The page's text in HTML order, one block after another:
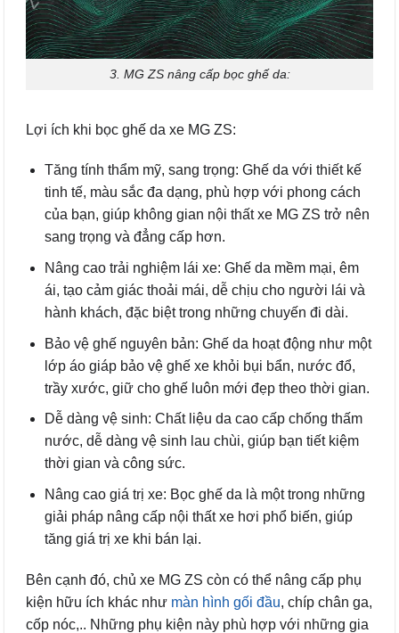
3. MG ZS nâng cấp bọc ghế da:
Lợi ích khi bọc ghế da xe MG ZS:
Tăng tính thẩm mỹ, sang trọng: Ghế da với thiết kế
tinh tế, màu sắc đa dạng, phù hợp với phong cách
của bạn, giúp không gian nội thất xe MG ZS trở nên
sang trọng và đẳng cấp hơn.
Nâng cao trải nghiệm lái xe: Ghế da mềm mại, êm
ái, tạo cảm giác thoải mái, dễ chịu cho người lái và
hành khách, đặc biệt trong những chuyến đi dài.
Bảo vệ ghế nguyên bản: Ghế da hoạt động như một
lớp áo giáp bảo vệ ghế xe khỏi bụi bẩn, nước đổ,
trầy xước, giữ cho ghế luôn mới đẹp theo thời gian.
Dễ dàng vệ sinh: Chất liệu da cao cấp chống thấm
nước, dễ dàng vệ sinh lau chùi, giúp bạn tiết kiệm
thời gian và công sức.
Nâng cao giá trị xe: Bọc ghế da là một trong những
giải pháp nâng cấp nội thất xe hơi phổ biến, giúp
tăng giá trị xe khi bán lại.
Bên cạnh đó, chủ xe MG ZS còn có thể nâng cấp phụ
kiện hữu ích khác như màn hình gối đầu, chíp chân ga,
cốp nóc,.. Những phụ kiện này phù hợp với những gia